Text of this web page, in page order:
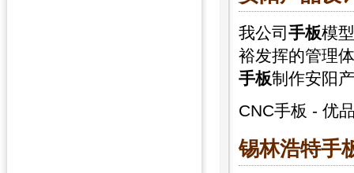
我公司 手板模
裕发挥的管理
手板制作安阳
CNC手板 - 优
锡林浩特手